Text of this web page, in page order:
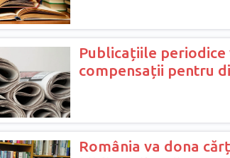
Publicațiile
compensații pentru
România va dona